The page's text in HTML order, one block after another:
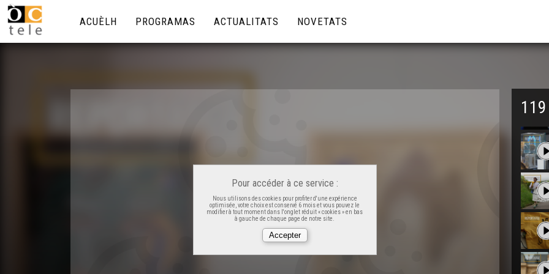
ACUÈLH PROGRAMAS ACTUALITATS NOVETATS
Pour accéder à ce service :
Nous utilisons des cookies pour profiter d'une expérience
optimisée, votre choix est conservé 6 mois et vous pouvez le
modifier à tout moment dans l'onglet réduit « cookies » en bas
à gauche de chaque page de notre site.